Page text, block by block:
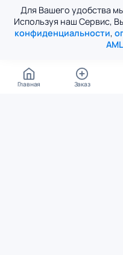
Для Вашего удобства
Используя наш Сервис,
конфиденциальности,
Главная Заказ